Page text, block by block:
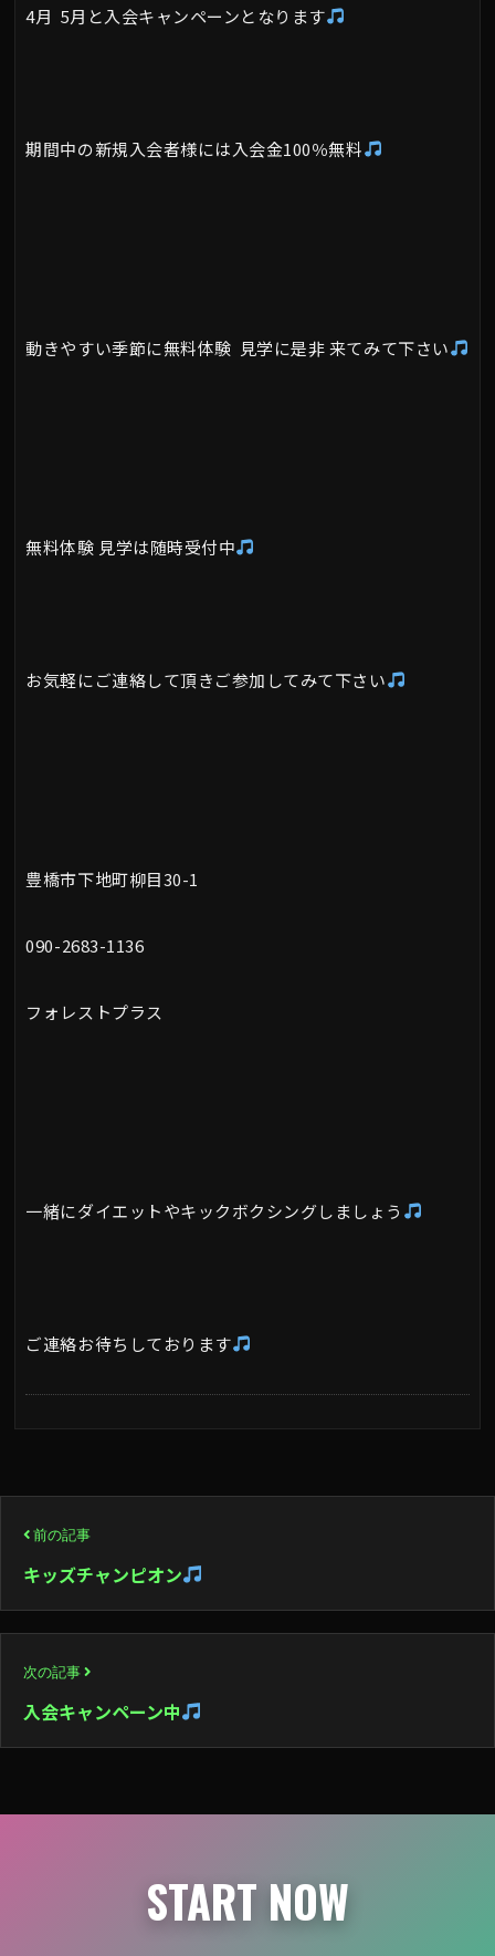
4月 5月と入会キャンペーンとなります
期間中の新規入会者様には入会金100％無料
動きやすい季節に無料体験 見学に是非 来てみて下さい
無料体験 見学は随時受付中
お気軽にご連絡して頂きご参加してみて下さい
豊橋市下地町柳目30-1
090-2683-1136
フォレストプラス
一緒にダイエットやキックボクシングしましょう
ご連絡お待ちしております
稿
ナ
ビ
ゲ
ー
ョ
前の記事
キッズチャンピオン
次の記事
入会キャンペーン中
START NOW